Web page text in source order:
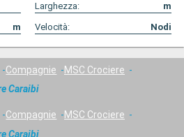
Larghezza:
m
m Velocità: Nodi
Compagnie
MSC Crociere
Caraibi
Compagnie
MSC Crociere
Caraibi